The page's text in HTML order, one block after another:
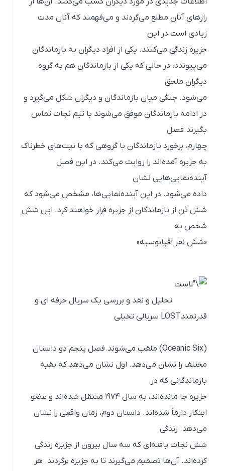
رازهای آنان مطلع می‌گردند و می‌فهمند که آنان مدت
زیادی است در این
جزیره زندگی می‌کنند. یکی از افراد دیگران به بازماندگان
می‌پیوندد، در حالی که یکی از بازماندگان هم به گروه
دیگران ملحق
می‌شود. جنگی میان بازماندگان و دیگران شکل می‌گیرد و
در ادامه بازماندگان موفق می‌شوند با تیم نجات تماس
بگیرند.فصل
چهارم، برخورد بازماندگان با گروهی که با نیت‌های خطرناک
به جزیره آمده‌اند را روایت می‌کند. در این فصل
آینده‌نمایی‌هایی نشان
داده می‌شود. در این آینده‌نمایی‌ها، مشخص می‌شود که
شش تن از بازماندگان از جزیره فرار خواهند کرد. این شش
شخص به
«شش نفر اقیانوسیه»
تحلیل و نقد و بررسی یک سریال حرفه ای و
قدرتمندLOST سریالی تخیلی
(Oceanic Six) ملقب می‌شوند.فصل پنجم دو داستان
مختلف را نشان می‌دهد. اول نشان می‌دهد که بقیه
بازماندگانی که در
جزیره جا مانده‌اند، به سال ۱۹۷۴ منتقل شده‌اند و عضو
ابتکار دارماً شده‌اند. داستان دوم، زمان واقعی را نشان
می‌دهد. زندگی
شش نجات یافته‌ای که سه سال بیرون از جزیره زندگی
کرده‌اند. آن‌ها تصمیم می‌گیرند تا به جزیره برگردند. هر